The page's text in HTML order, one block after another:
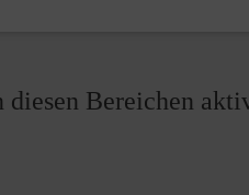
Bereichen